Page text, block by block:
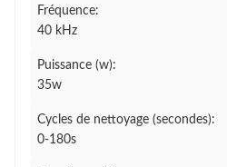
Fréquence:
40 kHz
Puissance (w):
35w
Cycles de nettoyage (secondes):
0-180s